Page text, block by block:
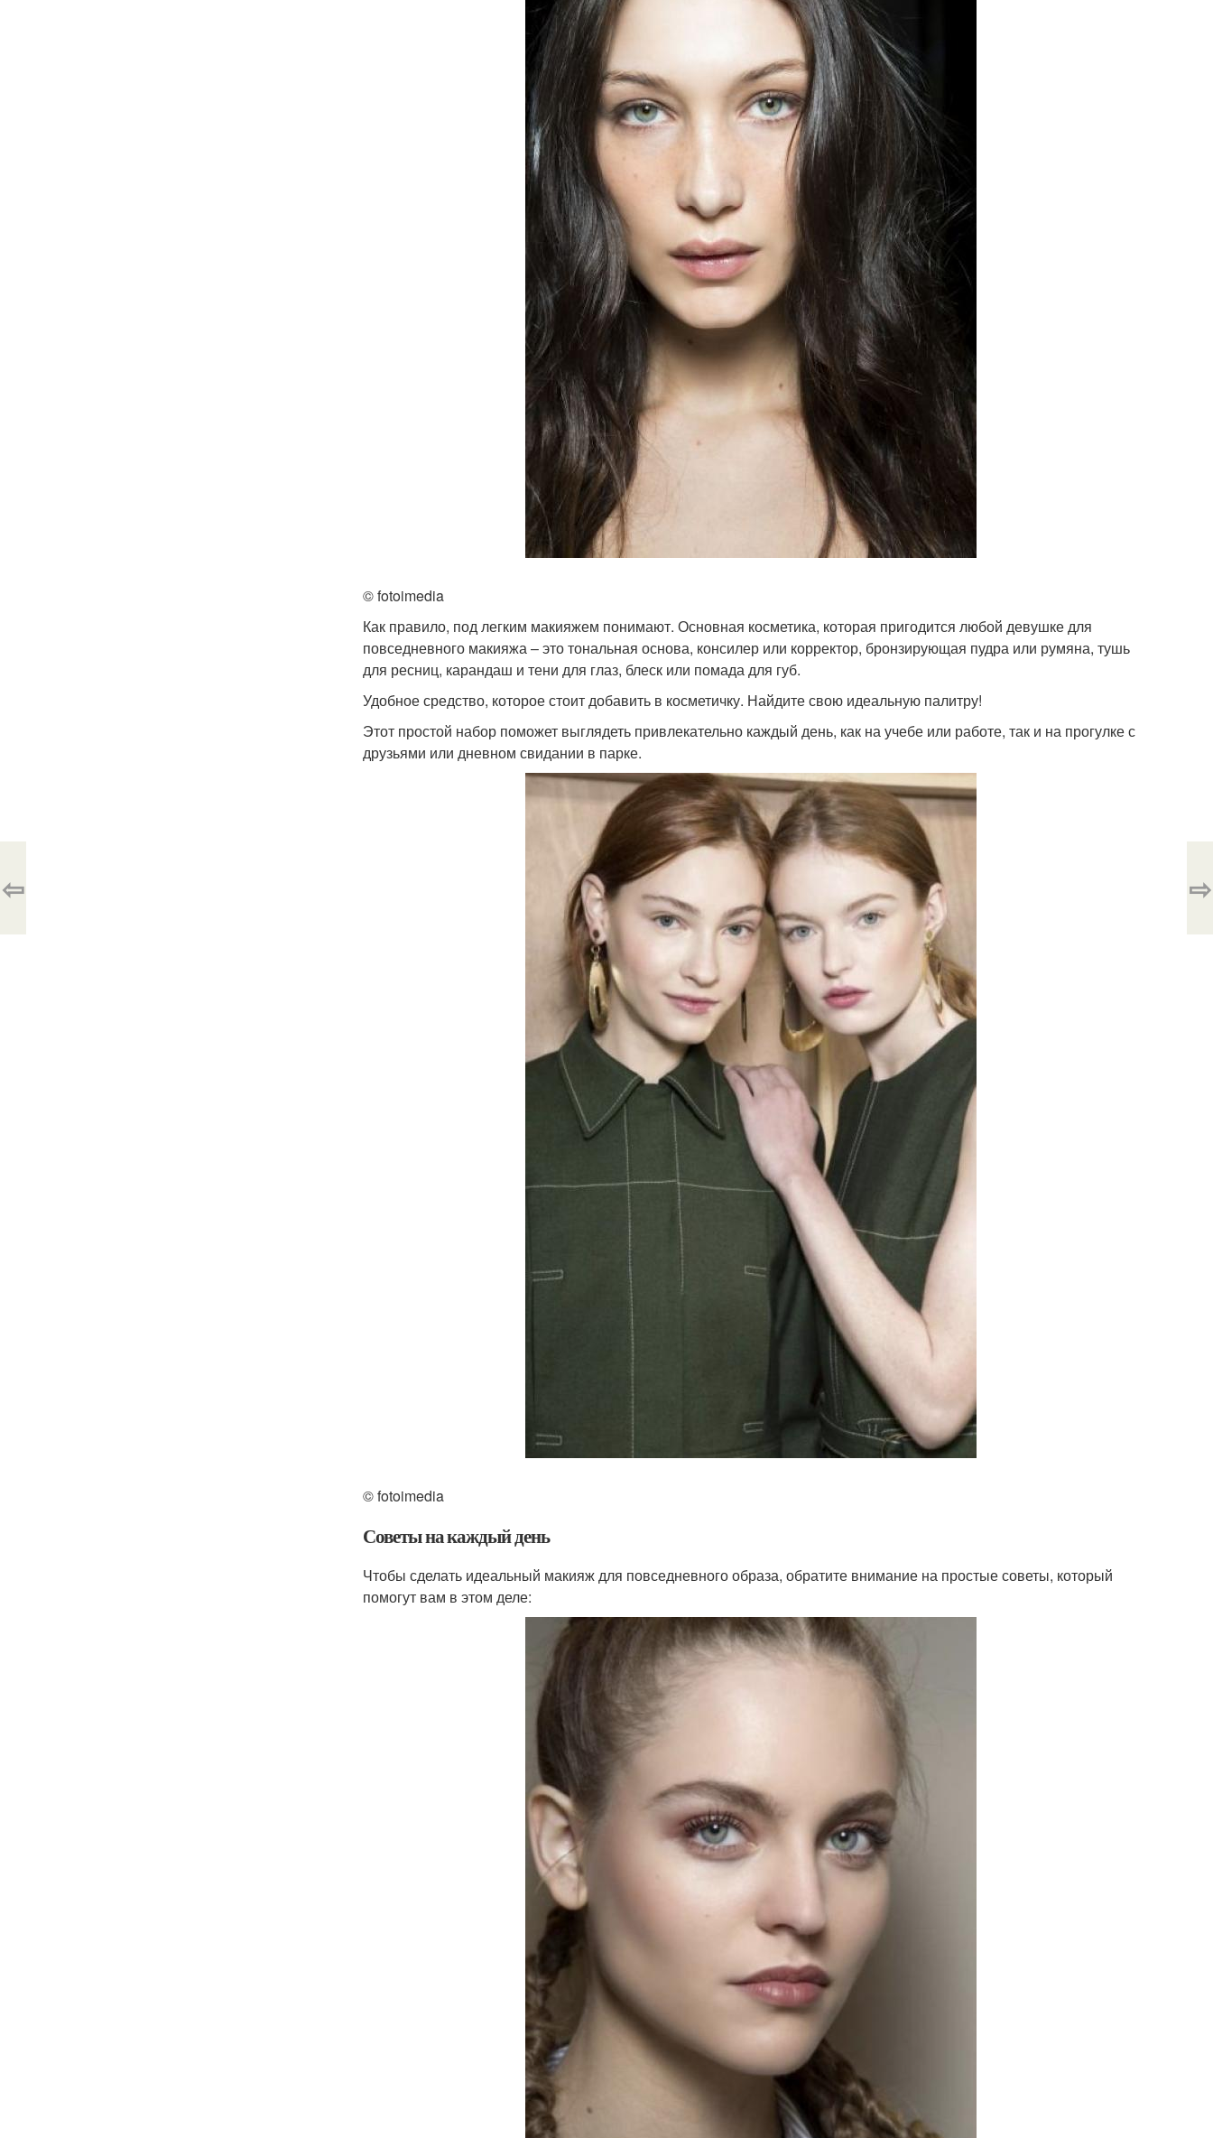
© fotoimedia
Как правило, под легким макияжем понимают. Основная косметика, которая пригодится любой девушке для
повседневного макияжа – это тональная основа, консилер или корректор, бронзирующая пудра или румяна, тушь
для ресниц, карандаш и тени для глаз, блеск или помада для губ.
Удобное средство, которое стоит добавить в косметичку. Найдите свою идеальную палитру!
Этот простой набор поможет выглядеть привлекательно каждый день, как на учебе или работе, так и на прогулке с
друзьями или дневном свидании в парке.
© fotoimedia
Советы на каждый день
Чтобы сделать идеальный макияж для повседневного образа, обратите внимание на простые советы, который
помогут вам в этом деле:
⇦ ⇨